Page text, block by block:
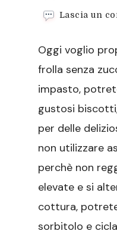
Lascia un
Oggi voglio
frolla senza
impasto,
gustosi
per delle
non utilizzare
perchè non
elevate e si
cottura,
sorbitolo e